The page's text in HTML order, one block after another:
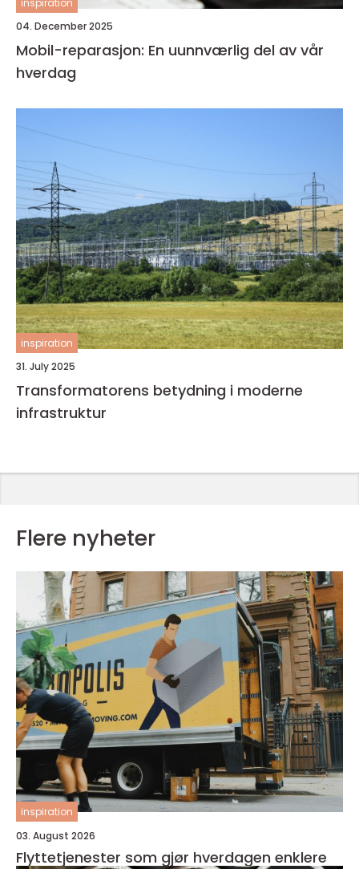
inspiration
04. December 2025
Mobil-reparasjon: En uunnværlig del av vår
hverdag
inspiration
31. July 2025
Transformatorens betydning i moderne
infrastruktur
Flere nyheter
inspiration
03. August 2026
Flyttetjenester som gjør hverdagen enklere